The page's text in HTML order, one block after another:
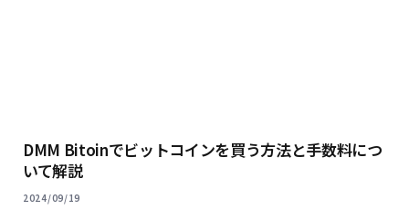
DMM Bitoinでビットコインを買う方法と手数料につ
いて解説
2024/09/19